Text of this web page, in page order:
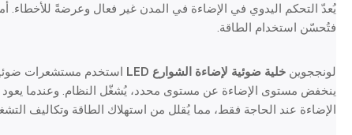
يُعدّ التحكم اليدوي في الإضاءة في المدن غير فعال وعرضةً للأخطاء.
فتُحسّن استخدام الطاقة.
لونججوين خلية ضوئية لإضاءة الشوارع LED
استخدم مستشعرات
ينخفض مستوى الإضاءة عن مستوى محدد، يُشغّل النظام. وعندما يعود
الإضاءة عند الحاجة فقط، مما يُقلل من استهلاك الطاقة وتكاليف